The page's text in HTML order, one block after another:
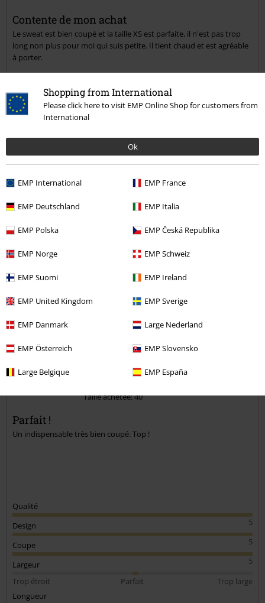
Shopping from International
Please click here to visit EMP Online Shop for customers from
International
Ok
EMP International EMP France
EMP Deutschland EMP Italia
EMP Polska EMP Česká Republika
EMP Norge EMP Schweiz
EMP Suomi EMP Ireland
EMP United Kingdom EMP Sverige
EMP Danmark Large Nederland
EMP Österreich EMP Slovensko
Large Belgique EMP España
Envoyer le commentaire
Contente de mon achat
Le sweat est bien coupé et la taille XS est parfaite, il n'est pas trop
long non plus pour moi qui suis petite. Il tient chaud et est agréable
à porter.
Qualité
Largeur
Trop étroit
Parfait
Trop court
Parfait
Est-ce que ce commentaire vous a été utile ?
Envoyer le commentaire
Anne-Claire S.
Posté le : vendredi, 4 mars 2022
Taille achetée: 40
Parfait !
Un indispensable très bien coupé. Top !
Qualité
5
Design
5
Coupe
5
Largeur
Trop étroit
Parfait
Trop large
Longueur